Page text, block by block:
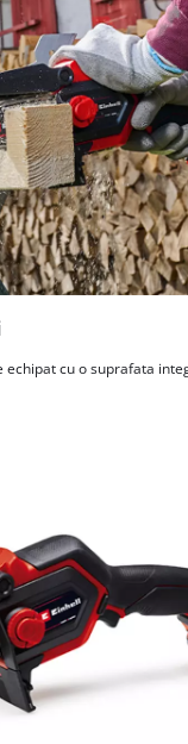
echipat cu o suprafata